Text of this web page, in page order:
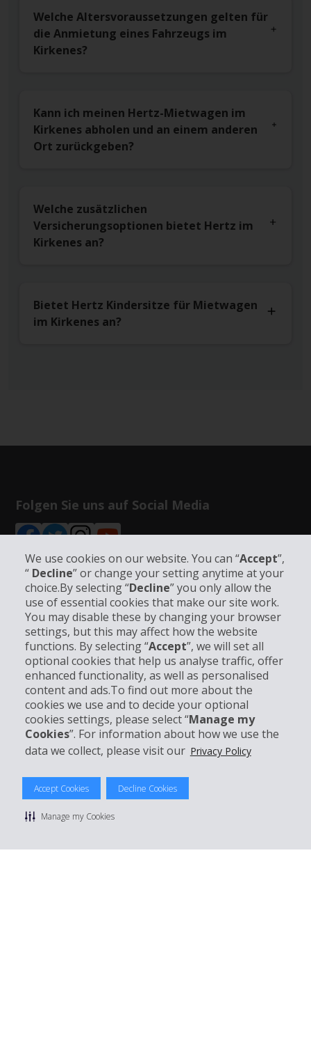
We use cookies on our website. You can “Accept”,
“ Decline” or change your setting anytime at your
choice.By selecting “Decline” you only allow the
use of essential cookies that make our site work.
You may disable these by changing your browser
settings, but this may affect how the website
functions. By selecting “Accept”, we will set all
optional cookies that help us analyse traffic, offer
enhanced functionality, as well as personalised
content and ads.To find out more about the
cookies we use and to decide your optional
cookies settings, please select “Manage my
Cookies”. For information about how we use the
data we collect, please visit our Privacy Policy
Accept Cookies Decline Cookies
Manage my Cookies
Welche Altersvoraussetzungen gelten für
die Anmietung eines Fahrzeugs im
Kirkenes?
Kann ich meinen Hertz-Mietwagen im
Kirkenes abholen und an einem anderen
Ort zurückgeben?
Welche zusätzlichen
Versicherungsoptionen bietet Hertz im
Kirkenes an?
Bietet Hertz Kindersitze für Mietwagen
im Kirkenes an?
Folgen Sie uns auf Social Media
Unternehmensinformation
Partner
Kundenservice
Mieten bei Hertz
© 2026 The Hertz System, Inc.
Datenschutzrichtlinie | Nutzungsbedingungen
Sitemap Cookies verwalten